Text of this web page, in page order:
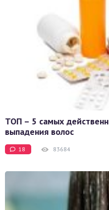
ТОП – 5 самых
выпадения волос
18 83684